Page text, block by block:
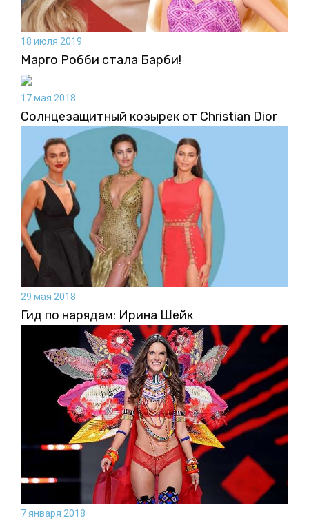
18 июля 2019
Марго Робби стала Барби!
17 мая 2018
Солнцезащитный козырек от Christian Dior
29 мая 2018
Гид по нарядам: Ирина Шейк
7 января 2018